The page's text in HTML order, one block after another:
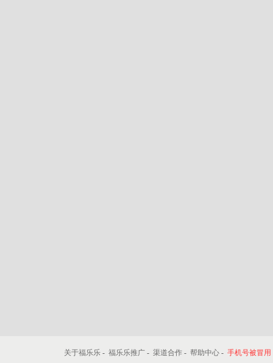
关于福乐乐 - 福乐乐推广 - 渠道合作 - 帮助中心 - 手机号被冒用